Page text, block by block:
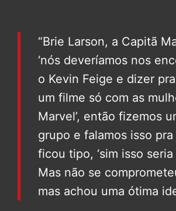
“Brie Larson, a Capitã
‘nós deveríamos nos
o Kevin Feige e dizer
um filme só com as
Marvel’, então fizemos
grupo e falamos isso
ficou tipo, ‘sim isso
Mas não se
mas achou uma ótima